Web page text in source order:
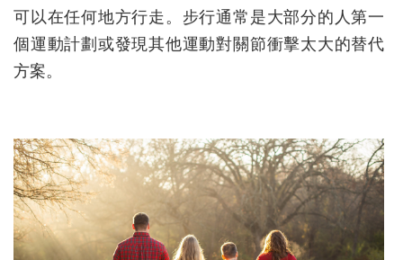
可以在任何地方行走。步行通常是大部分的人第一
個運動計劃或發現其他運動對關節衝擊太大的替代
方案。